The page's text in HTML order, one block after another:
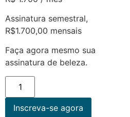
Assinatura semestral,
R$1.700,00 mensais
Faça agora mesmo sua
assinatura de beleza.
Inscreva-se agora